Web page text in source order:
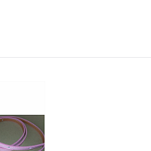
Недоступно